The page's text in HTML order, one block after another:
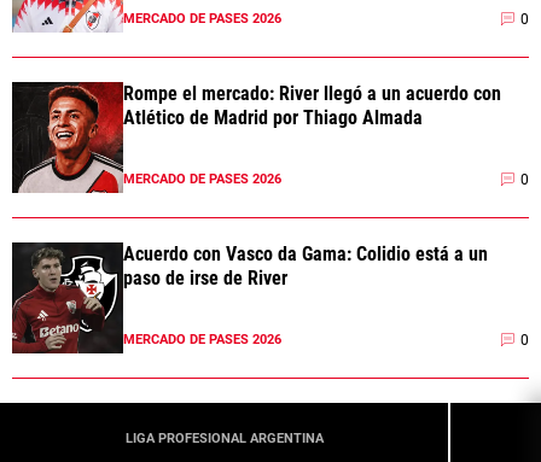
MERCADO DE PASES 2026 0
Rompe el mercado: River llegó a un acuerdo con
Atlético de Madrid por Thiago Almada
MERCADO DE PASES 2026 0
Acuerdo con Vasco da Gama: Colidio está a un
paso de irse de River
MERCADO DE PASES 2026 0
LIGA PROFESIONAL ARGENTINA